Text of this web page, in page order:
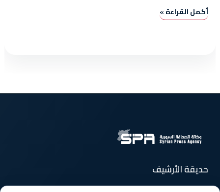
أكمل القراءة »
حديقة الأرشيف